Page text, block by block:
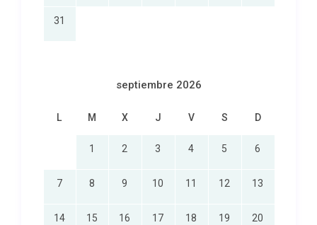
31
septiembre 2026
L M X J V S D
1 2 3 4 5 6
7 8 9 10 11 12 13
14 15 16 17 18 19 20